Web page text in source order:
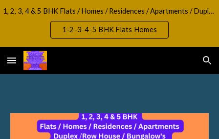
Skip to navigation
1, 2, 3, 4 & 5 BHK Flats / Homes / Residences / Apartments / Duplex / RowHouse / Bungalow, Shops, Showrooms & Retail Spaces Office / Commercial Spaces
1-2-3-4-5 BHK Flats Homes